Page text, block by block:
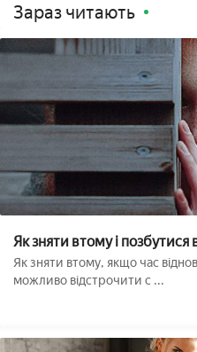
Зараз читають
Як зняти втому і позбутися
Як зняти втому, якщо час
можливо відстрочити с ...